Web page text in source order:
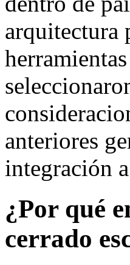
arquitectura
anteriores
integración
¿Por qué
cerrado